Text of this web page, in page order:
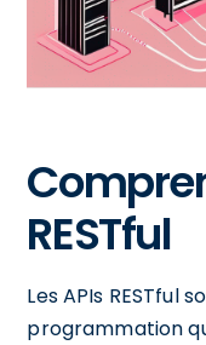
RESTful
Les APIs RESTful
programmation